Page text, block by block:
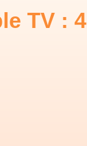
TV : 4